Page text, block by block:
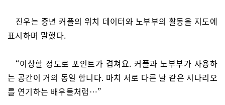
진우는 중년 커플의 위치 데이터와 노부부의 활동을 지도에
표시하며 말했다.
“이상할 정도로 포인트가 겹쳐요. 커플과 노부부가 사용하
는 공간이 거의 동일 합니다. 마치 서로 다른 날 같은 시나리오
를 연기하는 배우들처럼…”